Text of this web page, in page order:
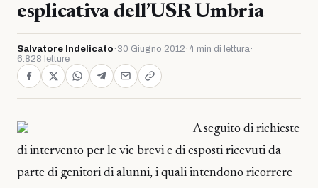
esplicativa dell’USR Umbria
Salvatore Indelicato · 30 Giugno 2012 · 4 min di lettura·
6.828 letture
A seguito di richieste
di intervento per le vie brevi e di esposti ricevuti da
parte di genitori di alunni, i quali intendono ricorrere